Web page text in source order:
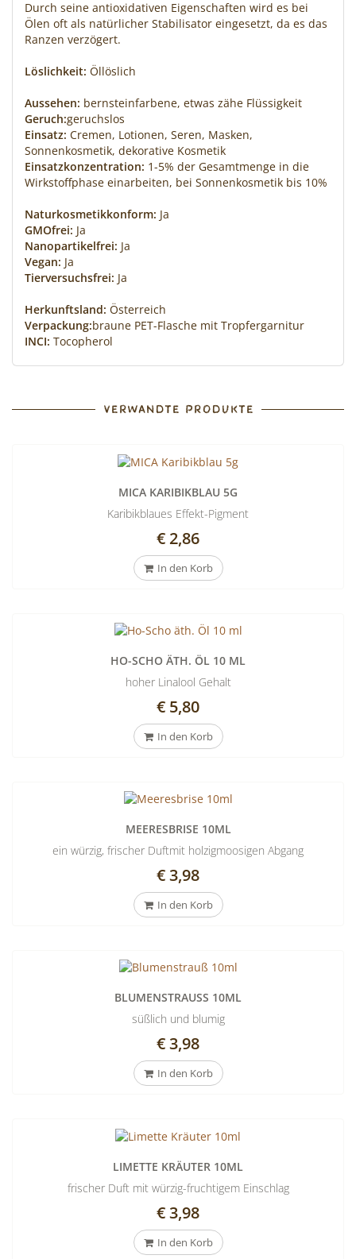
Durch seine antioxidativen Eigenschaften wird es bei
Ölen oft als natürlicher Stabilisator eingesetzt, da es das
Ranzen verzögert.
Löslichkeit: Öllöslich
Aussehen: bernsteinfarbene, etwas zähe Flüssigkeit
Geruch:geruchslos
Einsatz: Cremen, Lotionen, Seren, Masken,
Sonnenkosmetik, dekorative Kosmetik
Einsatzkonzentration: 1-5% der Gesamtmenge in die
Wirkstoffphase einarbeiten, bei Sonnenkosmetik bis 10%
Naturkosmetikkonform: Ja
GMOfrei: Ja
Nanopartikelfrei: Ja
Vegan: Ja
Tierversuchsfrei: Ja
Herkunftsland: Österreich
Verpackung:braune PET-Flasche mit Tropfergarnitur
INCI: Tocopherol
VERWANDTE PRODUKTE
MICA KARIBIKBLAU 5G
Karibikblaues Effekt-Pigment
€ 2,86
In den Korb
HO-SCHO ÄTH. ÖL 10 ML
hoher Linalool Gehalt
€ 5,80
In den Korb
MEERESBRISE 10ML
ein würzig, frischer Duftmit holzigmoosigen Abgang
€ 3,98
In den Korb
BLUMENSTRAUSS 10ML
süßlich und blumig
€ 3,98
In den Korb
LIMETTE KRÄUTER 10ML
frischer Duft mit würzig-fruchtigem Einschlag
€ 3,98
In den Korb